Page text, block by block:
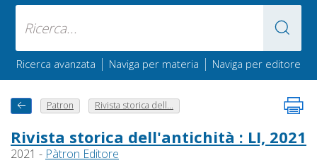
Ricerca avanzata | Naviga per materia | Naviga per editore
Patron Rivista storica dell...
Rivista storica dell'antichità : LI, 2021
2021 - Pàtron Editore